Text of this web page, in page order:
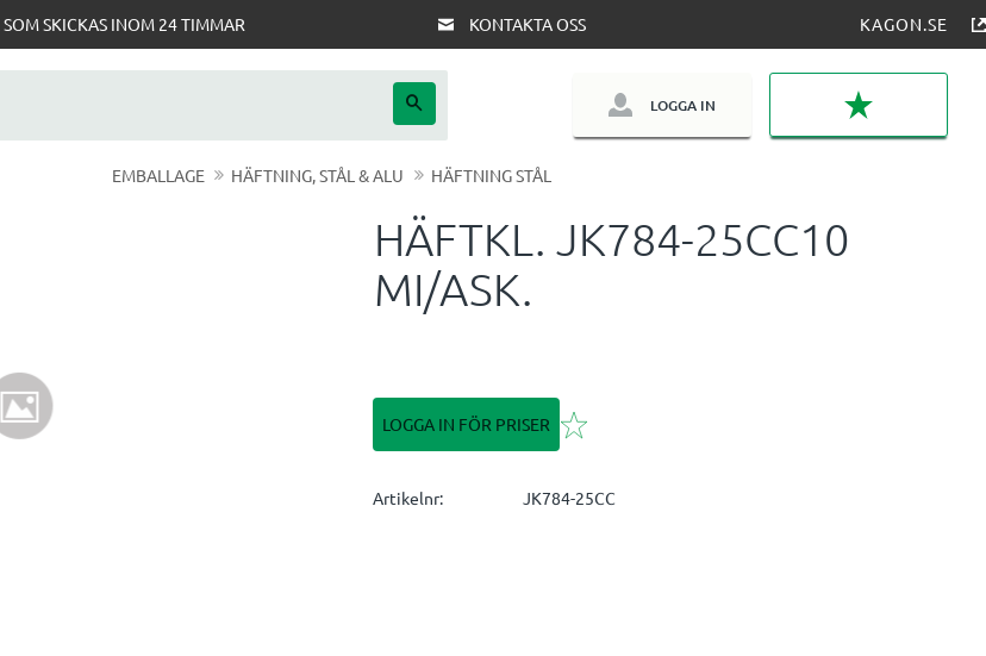
SKICKAS INOM 24 TIMMAR KONTAKTA OSS KAGON.SE
LOGGA IN
EMBALLAGE HÄFTNING, STÅL & ALU HÄFTNING STÅL
HÄFTKL. JK784-25CC10
MI/ASK.
LOGGA IN FÖR PRISER Lägg till i favoriter
Artikelnr JK784-25CC